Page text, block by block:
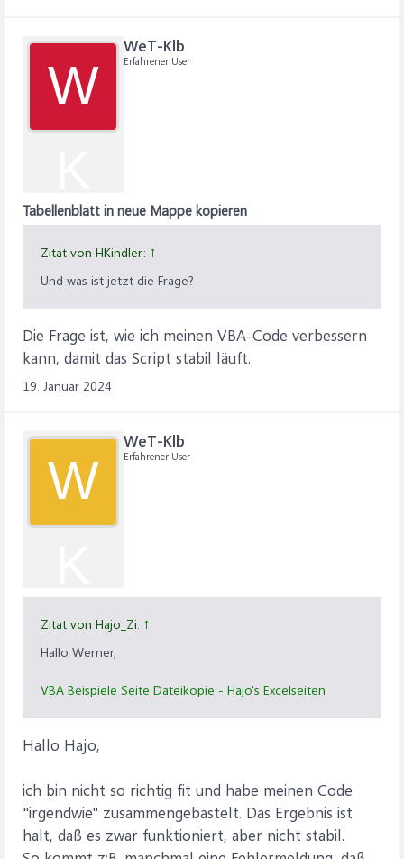
W
WeT-Klb
Erfahrener User
Tabellenblatt in neue Mappe kopieren
Zitat von HKindler: ↑
Und was ist jetzt die Frage?
Die Frage ist, wie ich meinen VBA-Code verbessern
kann, damit das Script stabil läuft.
19. Januar 2024
W
WeT-Klb
Erfahrener User
Zitat von Hajo_Zi: ↑
Hallo Werner,
VBA Beispiele Seite Dateikopie - Hajo's Excelseiten
Hallo Hajo,
ich bin nicht so richtig fit und habe meinen Code
"irgendwie" zusammengebastelt. Das Ergebnis ist
halt, daß es zwar funktioniert, aber nicht stabil.